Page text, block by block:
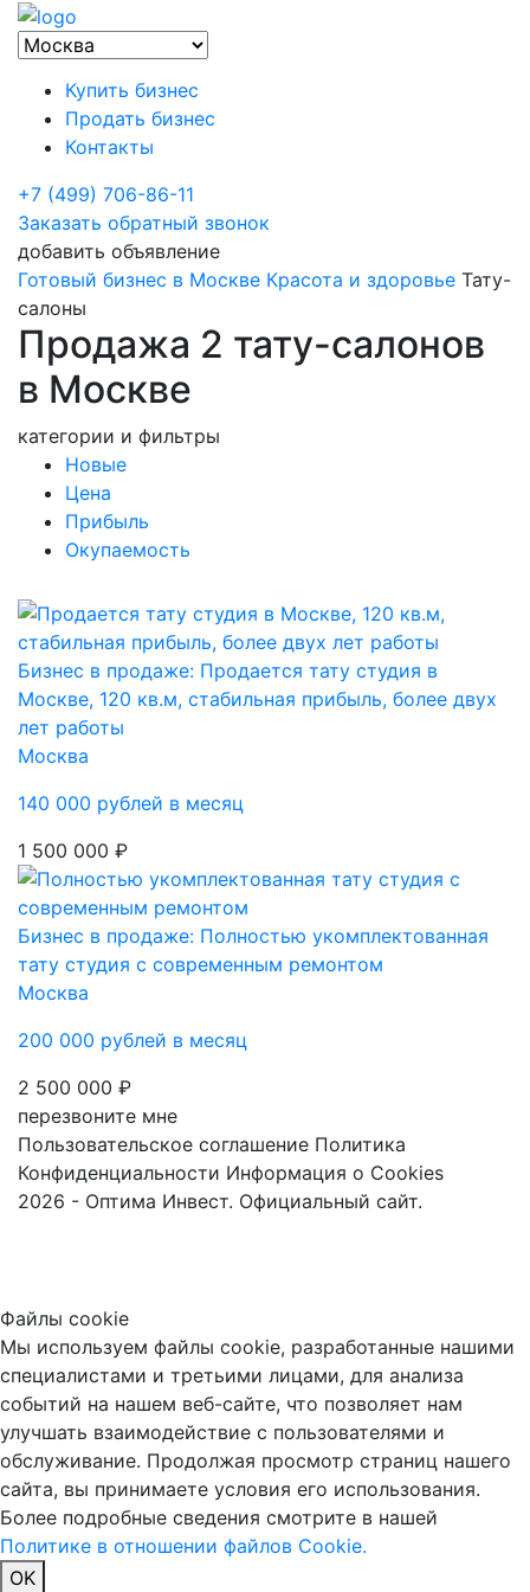
Купить бизнес
Продать бизнес
Контакты
+7 (499) 706-86-11
Заказать обратный звонок
добавить объявление
Готовый бизнес в Москве Красота и здоровье Тату-
салоны
Продажа 2 тату-салонов
в Москве
категории и фильтры
Новые
Цена
Прибыль
Окупаемость
Бизнес в продаже: Продается тату студия в
Москве, 120 кв.м, стабильная прибыль, более двух
лет работы
Москва
140 000 рублей в месяц
1 500 000 ₽
Бизнес в продаже: Полностью укомплектованная
тату студия с современным ремонтом
Москва
200 000 рублей в месяц
2 500 000 ₽
перезвоните мне
Пользовательское соглашение Политика
Конфиденциальности Информация о Cookies
2026 - Оптима Инвест. Официальный сайт.
Файлы cookie
Мы используем файлы cookie, разработанные нашими
специалистами и третьими лицами, для анализа
событий на нашем веб-сайте, что позволяет нам
улучшать взаимодействие с пользователями и
обслуживание. Продолжая просмотр страниц нашего
сайта, вы принимаете условия его использования.
Более подробные сведения смотрите в нашей
Политике в отношении файлов Cookie.
OK